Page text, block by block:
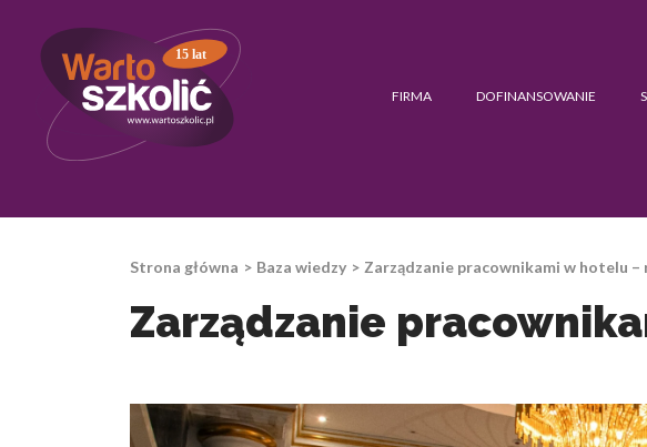
15 lat
FIRMA DOFINANSOWANIE
Strona główna Baza wiedzy Zarządzanie pracownikami w hotelu –
Zarządzanie